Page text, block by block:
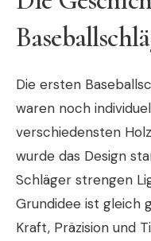
Die ersten
waren noch
verschiedensten
wurde das Design
Schläger strengen
Grundidee ist gleich
Kraft, Präzision und